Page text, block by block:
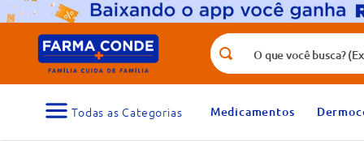
O que você busca? (Ex.: vitamina,
Medicamentos
Termos mais buscados
1
medicamento